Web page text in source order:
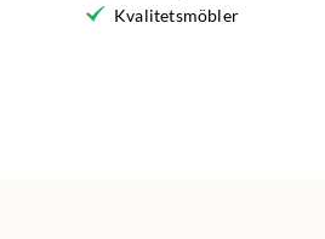
Kvalitetsmöbler